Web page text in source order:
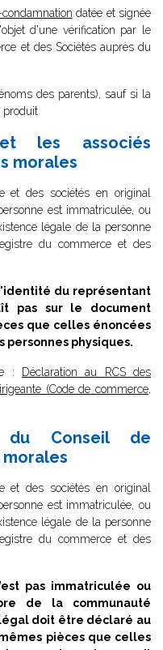
datée et signée
d'une vérification par le
et des Sociétés auprès du
des parents), sauf si la
produit
les associés
morales
et des sociétés en original
est immatriculée, ou
légale de la personne
du commerce et des
du représentant
pas sur le document
que celles énoncées
physiques.
: Déclaration au RCS des
(Code de commerce,
du Conseil de
et des sociétés en original
est immatriculée, ou
légale de la personne
du commerce et des
pas immatriculée ou
de la communauté
doit être déclaré au
pièces que celles